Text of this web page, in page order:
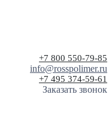
+7 800 550-79-85
info@rosspolimer.ru
+7 495 374-59-61
Заказать звонок